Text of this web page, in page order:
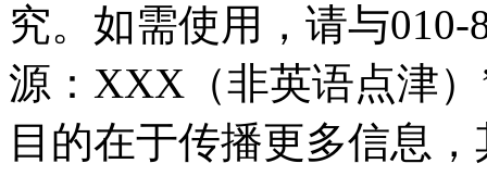
究。如需使用，请与010-
源：XXX（非英语点津
目的在于传播更多信息